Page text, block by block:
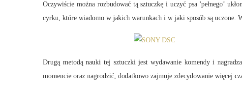
Oczywiście można rozbudować tą sztuczkę i uczyć psa 'pełnego’
cyrku, które wiadomo w jakich warunkach i w jaki sposób są uczone.
Drugą metodą nauki tej sztuczki jest wydawanie komendy i
momencie oraz nagrodzić, dodatkowo zajmuje zdecydowanie więcej